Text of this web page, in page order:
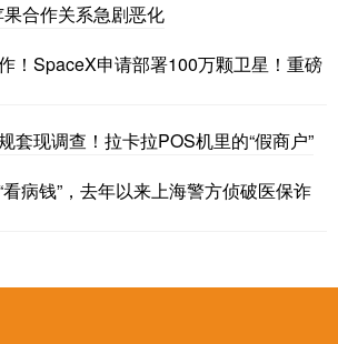
合作关系急剧恶化
！SpaceX申请部署100万颗卫星！重磅
套现调查！拉卡拉POS机里的“假商户”
病钱”，去年以来上海警方侦破医保诈